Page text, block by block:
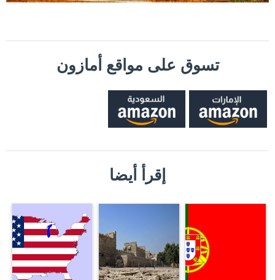
تسوق على مواقع أمازون
إقرأ أيضا